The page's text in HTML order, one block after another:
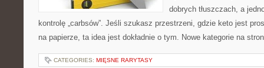
dobrych tłuszczach, a
kontrolę „carbsów”. Jeśli szukasz przestrzeni, gdzie keto jest
na papierze, ta idea jest dokładnie o tym. Nowe kategorie na
CATEGORIES: MIĘSNE RARYTASY